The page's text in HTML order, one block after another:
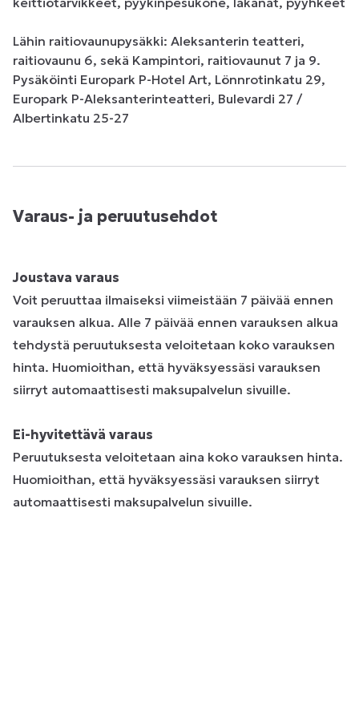
Lähin raitiovaunupysäkki: Aleksanterin teatteri,
raitiovaunu 6, sekä Kampintori, raitiovaunut 7 ja 9.
Pysäköinti Europark P-Hotel Art, Lönnrotinkatu 29,
Europark P-Aleksanterinteatteri, Bulevardi 27 /
Albertinkatu 25-27
Varaus- ja peruutusehdot
Joustava varaus
Voit peruuttaa ilmaiseksi viimeistään 7 päivää ennen
varauksen alkua. Alle 7 päivää ennen varauksen alkua
tehdystä peruutuksesta veloitetaan koko varauksen
hinta. Huomioithan, että hyväksyessäsi varauksen
siirryt automaattisesti maksupalvelun sivuille.
Ei-hyvitettävä varaus
Peruutuksesta veloitetaan aina koko varauksen hinta.
Huomioithan, että hyväksyessäsi varauksen siirryt
automaattisesti maksupalvelun sivuille.